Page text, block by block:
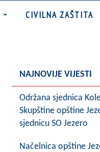
CIVILNA ZAŠTITA
NAJNOVIJE VIJESTI
Održana sjednica
Skupštine opštine
sjednicu SO Jezero
Načelnica opštine